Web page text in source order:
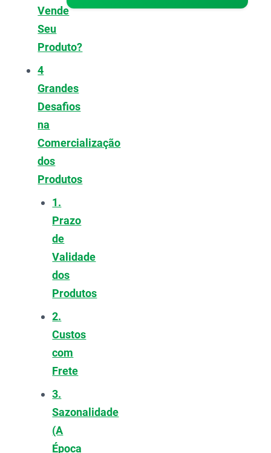
Vende
Seu
Produto?
4
Grandes
Desafios
na
Comercialização
dos
Produtos
1.
Prazo
de
Validade
dos
Produtos
2.
Custos
com
Frete
3.
Sazonalidade
(A
Época